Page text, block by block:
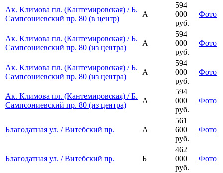
Ак. Климова пл. (Кантемировская) / Б.
Сампсониевский пр. 80 (в центр)
А
594
000
руб.
Фото
Ак. Климова пл. (Кантемировская) / Б.
Сампсониевский пр. 80 (из центра)
А
594
000
руб.
Фото
Ак. Климова пл. (Кантемировская) / Б.
Сампсониевский пр. 80 (из центра)
А
594
000
руб.
Фото
Ак. Климова пл. (Кантемировская) / Б.
Сампсониевский пр. 80 (из центра)
А
594
000
руб.
Фото
Благодатная ул. / Витебский пр. А
561
600
руб.
Фото
Благодатная ул. / Витебский пр. Б
462
000
руб.
Фото